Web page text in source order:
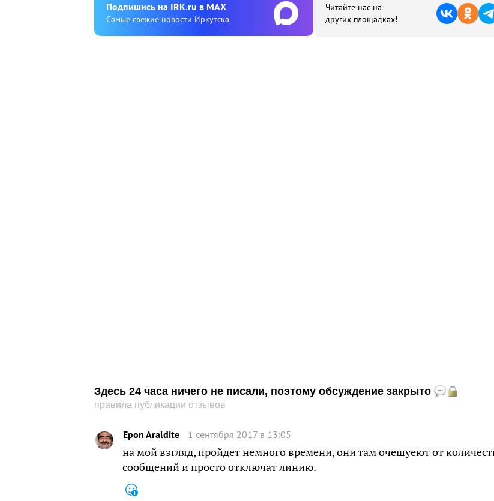
Подпишиcь на IRK.ru в MAX
Cамые свежие новости Иркутска
Читайте нас на
других площадках!
Здесь 24 часа ничего не писали, поэтому обсуждение закрыто
правила публикации отзывов
Epon Araldite 1 сентября 2017 в 13:05
на мой взгляд, пройдет немного времени, они там очешуеют от
сообщений и просто отключат линию.